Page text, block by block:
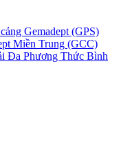
Gemadept (GPS)
Miền Trung (GCC)
Đa Phương Thức Bình